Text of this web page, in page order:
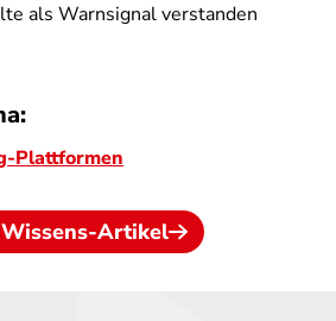
als Warnsignal verstanden
Plattformen
Artikel